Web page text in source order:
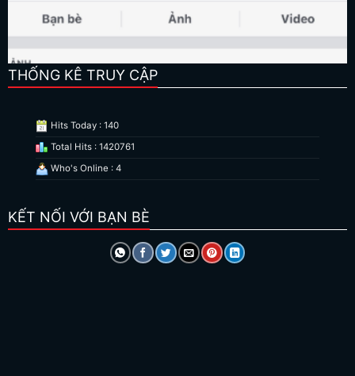
THỐNG KÊ TRUY CẬP
Hits Today : 140
Total Hits : 1420761
Who's Online : 4
KẾT NỐI VỚI BẠN BÈ